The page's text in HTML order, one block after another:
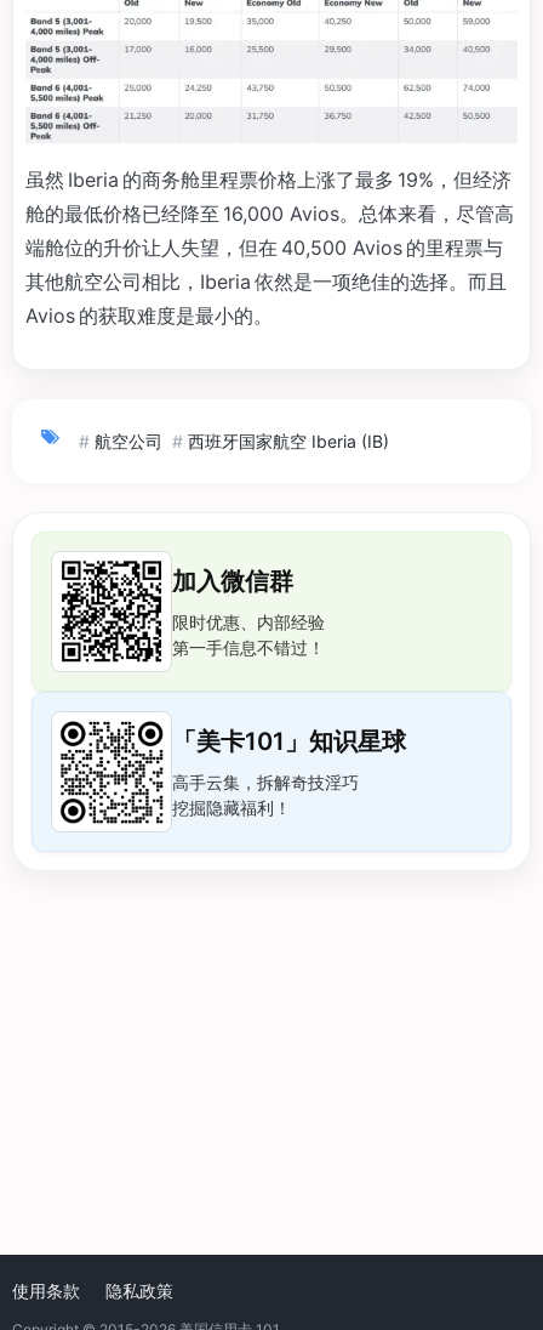
虽然 Iberia 的商务舱里程票价格上涨了最多 19%，但经济
舱的最低价格已经降至 16,000 Avios。总体来看，尽管高
端舱位的升价让人失望，但在 40,500 Avios 的里程票与
其他航空公司相比，Iberia 依然是一项绝佳的选择。而且
Avios 的获取难度是最小的。
# 航空公司 # 西班牙国家航空 Iberia (IB)
加入微信群
限时优惠、内部经验
第一手信息不错过！
「美卡101」知识星球
高手云集，拆解奇技淫巧
挖掘隐藏福利！
使用条款 隐私政策